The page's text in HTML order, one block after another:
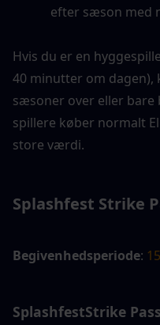
efter sæson med
Hvis du er en
40 minutter om dagen),
sæsoner over eller bare
spillere køber normalt
store værdi.
Splashfest Strike
Begivenhedsperiode:
SplashfestStrike Pass